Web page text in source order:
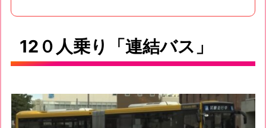
12０人乗り「連結バス」